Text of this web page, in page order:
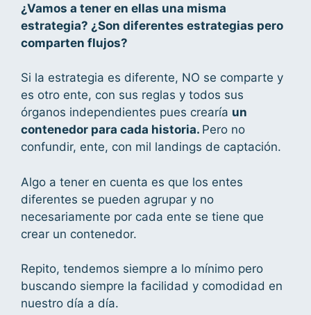
¿Vamos a tener en ellas una misma
estrategia? ¿Son diferentes estrategias pero
comparten flujos?
Si la estrategia es diferente, NO se comparte y
es otro ente, con sus reglas y todos sus
órganos independientes pues crearía un
contenedor para cada historia. Pero no
confundir, ente, con mil landings de captación.
Algo a tener en cuenta es que los entes
diferentes se pueden agrupar y no
necesariamente por cada ente se tiene que
crear un contenedor.
Repito, tendemos siempre a lo mínimo pero
buscando siempre la facilidad y comodidad en
nuestro día a día.